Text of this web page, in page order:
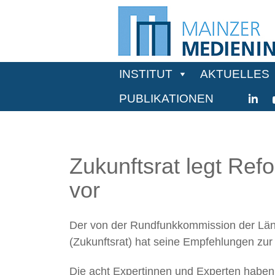
INSTITUT
AKTUELLES
PUBLIKATIONEN
Zukunftsrat legt
vor
Der von der Rundfunkkommission der
(Zukunftsrat) hat seine Empfehlungen
Die acht Expertinnen und Experten